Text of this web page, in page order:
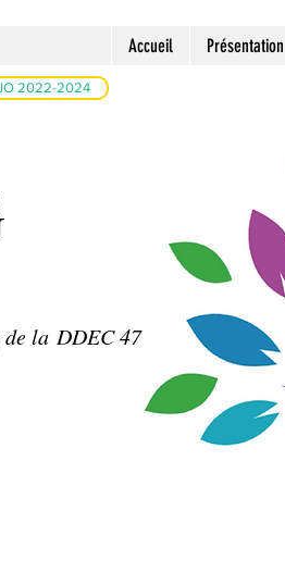
Accueil Présentation
2022-2024
de la DDEC 47